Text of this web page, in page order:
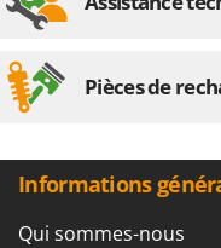
Pièces de
Informations
Qui sommes-nous